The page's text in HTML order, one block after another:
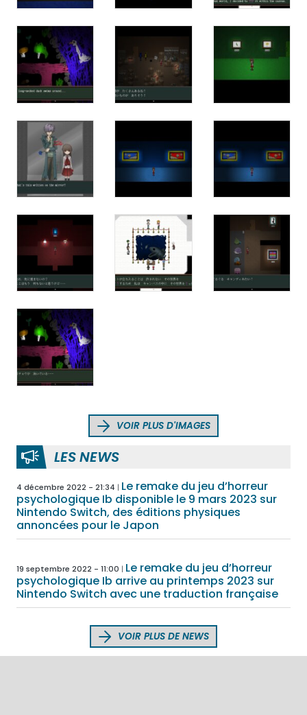
VOIR PLUS D'IMAGES
LES NEWS
4 décembre 2022 - 21:34
Le remake du jeu d’horreur
psychologique Ib disponible le 9 mars 2023 sur
Nintendo Switch, des éditions physiques
annoncées pour le Japon
19 septembre 2022 - 11:00
Le remake du jeu d’horreur
psychologique Ib arrive au printemps 2023 sur
Nintendo Switch avec une traduction française
VOIR PLUS DE NEWS